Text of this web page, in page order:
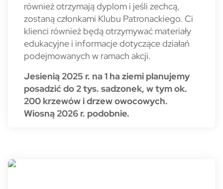
również otrzymają dyplom i jeśli zechcą,
zostaną członkami Klubu Patronackiego. Ci
klienci również będą otrzymywać materiały
edukacyjne i informacje dotyczące działań
podejmowanych w ramach akcji.
Jesienią 2025 r. na 1 ha ziemi planujemy
posadzić do 2 tys. sadzonek, w tym ok.
200 krzewów i drzew owocowych.
Wiosną 2026 r. podobnie.